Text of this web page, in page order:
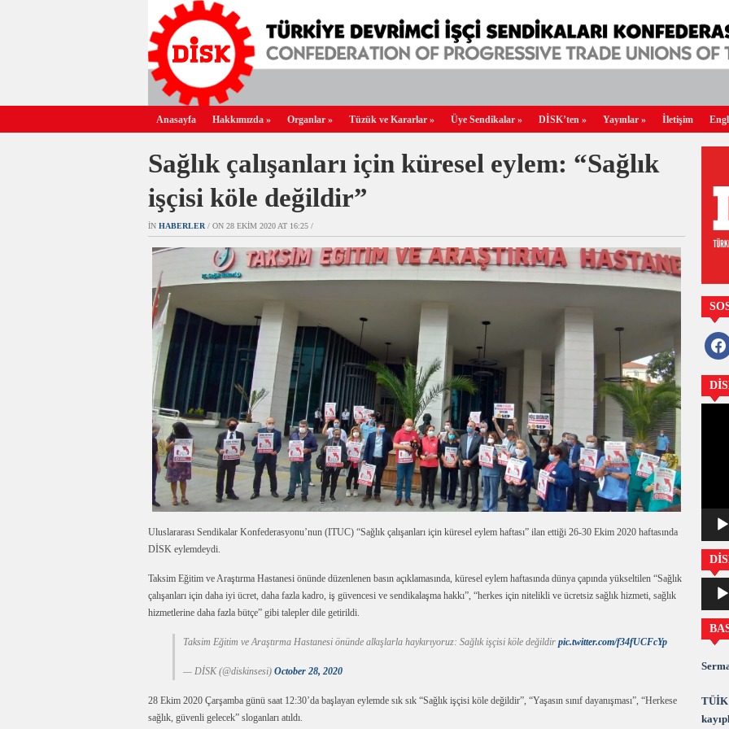
Anasayfa Hakkımızda » Organlar » Tüzük ve Kararlar » Üye Sendikalar » DİSK’ten » Yayınlar » İletişim
Sağlık çalışanları için küresel eylem: “Sağlık
işçisi köle değildir”
IN HABERLER / ON 28 EKIM 2020 AT 16:25 /
Uluslararası Sendikalar Konfederasyonu’nun (ITUC) “Sağlık çalışanları için küresel eylem haftası” ilan ettiği 26-30 Ekim 2020 haftasında
DİSK eylemdeydi.
Taksim Eğitim ve Araştırma Hastanesi önünde düzenlenen basın açıklamasında, küresel eylem haftasında dünya çapında yükseltilen “Sağlık
çalışanları için daha iyi ücret, daha fazla kadro, iş güvencesi ve sendikalaşma hakkı”, “herkes için nitelikli ve ücretsiz sağlık hizmeti, sağlık
hizmetlerine daha fazla bütçe” gibi talepler dile getirildi.
Taksim Eğitim ve Araştırma Hastanesi önünde alkışlarla haykırıyoruz: Sağlık işçisi köle değildir pic.twitter.com/f34fUCFcYp
— DİSK (@diskinsesi) October 28, 2020
28 Ekim 2020 Çarşamba günü saat 12:30’da başlayan eylemde sık sık “Sağlık işçisi köle değildir”, “Yaşasın sınıf dayanışması”, “Herkese
sağlık, güvenli gelecek” sloganları atıldı.
oynatıcı
TÜİK